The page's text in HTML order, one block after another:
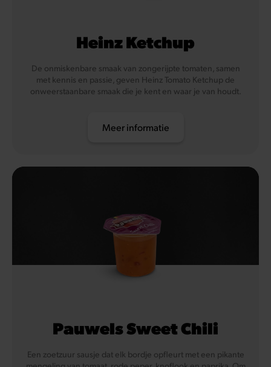
Heinz Ketchup
De onmiskenbare smaak van zongerijpte tomaten, samen
met kennis en passie, geven Heinz Tomato Ketchup de
onweerstaanbare smaak die je kent en waar je van houdt.
Meer informatie
Pauwels Sweet Chili
Een zoetzuur sausje dat elk bordje opfleurt met een pikante